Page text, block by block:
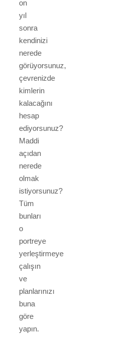
on
yıl
sonra
kendinizi
nerede
görüyorsunuz,
çevrenizde
kimlerin
kalacağını
hesap
ediyorsunuz?
Maddi
açıdan
nerede
olmak
istiyorsunuz?
Tüm
bunları
o
portreye
yerleştirmeye
çalışın
ve
planlarınızı
buna
göre
yapın.